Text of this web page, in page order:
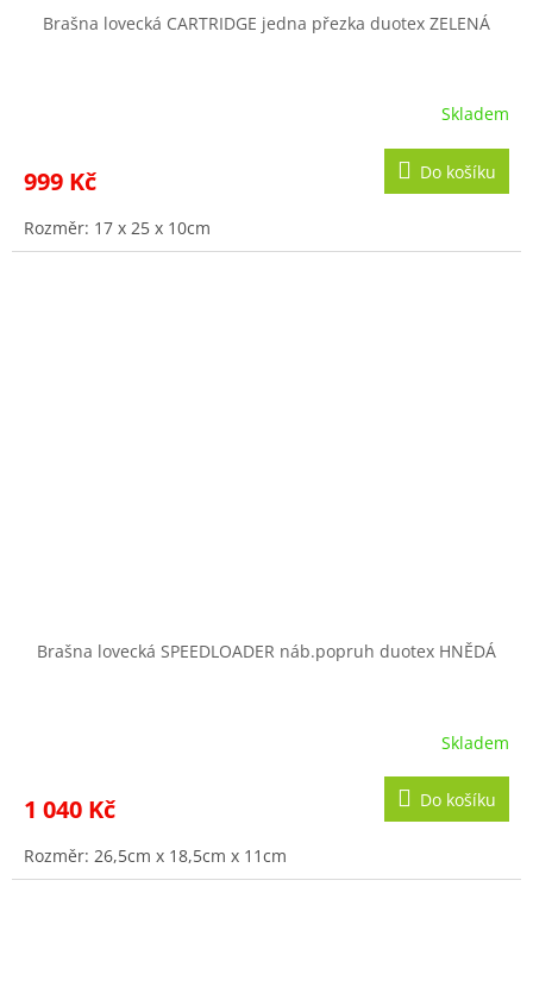
Brašna lovecká CARTRIDGE jedna přezka duotex ZELENÁ
Skladem
999 Kč Do košíku
Rozměr: 17 x 25 x 10cm
Brašna lovecká SPEEDLOADER náb.popruh duotex HNĚDÁ
Skladem
1 040 Kč Do košíku
Rozměr: 26,5cm x 18,5cm x 11cm